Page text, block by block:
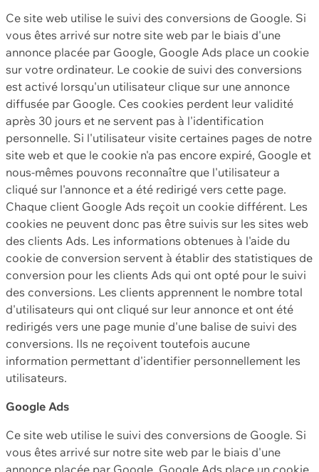
Ce site web utilise le suivi des conversions de Google. Si
vous êtes arrivé sur notre site web par le biais d'une
annonce placée par Google, Google Ads place un cookie
sur votre ordinateur. Le cookie de suivi des conversions
est activé lorsqu'un utilisateur clique sur une annonce
diffusée par Google. Ces cookies perdent leur validité
après 30 jours et ne servent pas à l'identification
personnelle. Si l'utilisateur visite certaines pages de notre
site web et que le cookie n'a pas encore expiré, Google et
nous-mêmes pouvons reconnaître que l'utilisateur a
cliqué sur l'annonce et a été redirigé vers cette page.
Chaque client Google Ads reçoit un cookie différent. Les
cookies ne peuvent donc pas être suivis sur les sites web
des clients Ads. Les informations obtenues à l'aide du
cookie de conversion servent à établir des statistiques de
conversion pour les clients Ads qui ont opté pour le suivi
des conversions. Les clients apprennent le nombre total
d'utilisateurs qui ont cliqué sur leur annonce et ont été
redirigés vers une page munie d'une balise de suivi des
conversions. Ils ne reçoivent toutefois aucune
information permettant d'identifier personnellement les
utilisateurs.
Google Ads
Ce site web utilise le suivi des conversions de Google. Si
vous êtes arrivé sur notre site web par le biais d'une